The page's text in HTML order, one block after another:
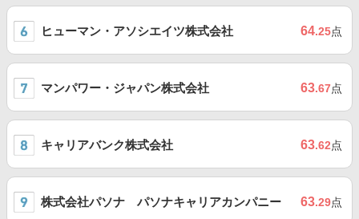
ヒューマン・アソシエイツ株式会社 64.25点
マンパワー・ジャパン株式会社 63.67点
キャリアバンク株式会社 63.62点
株式会社パソナ パソナキャリアカンパニー 63.29点